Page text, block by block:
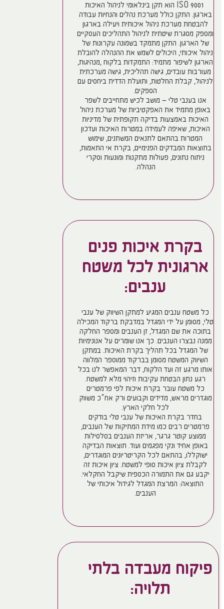
ISO 9001 הוא תקן בינלאומי לניהול האיכות
בארגון. התקן כולל מערכת נהלים והנחיות עבודה
להבטחת מערכת ניהול איכותית ויעילה בארגון
ומספק מסגרת שיטתית לניהול התהליכים העסקיים
של הארגון. התקן מתמקד בשמונה עקרונות של
ניהול איכותי, היכולים לשמש את ההנהלה להובלת
הארגון לשיפור מתמיד: התמקדות בלקוח ,מנהיגות,
מעורבות עובדים, גישה תהליכית, גישה מערכתית
לניהול, קבלת החלטות, ותועלת הדדית ביחסים עם
הספקים.
אנו בענבי טלי – מושב לכיש מתחייבים לשפר
באופן מתמיד את האפקטיביות של מערכת ניהול
האיכות באמצעות בדיקה תקופתית של מדיניות
האיכות, שאיפה לעמידה במטרות האיכות ועדכון
המטרות בהתאם לתנאים המשתנים, שימוש
בתוצאות המבדקים הפנימיים, בקרת אי התאמות,
ניתוח נתונים, פעולות מתקנות ומונעות וסקרי
הנהלה.
בקרת איכות פנים
ארגונית לכל משטח
ענבים:
כל משטח ענבים המגיע למתקן השיווק של ענבי
טלי, מסומן על ידי המגדל במדבקת ברקוד המכילה
בתוכה את שם המגדל, זן הענבים ומספר החלקה
ממנה נבצרו הענבים. כך אנו שומרים על אנונימיות
של המגדל בכל תהליך בקרת האיכות. במתקן
השיווק המשטח מסומן בברקוד ממוספר המלווה
אותו מרגע זה ועד הלקוח, דבר המאפשר לנו בכל
רגע נתון הבטחת עקיבות וזיהוי מלא למשטח.
כל משטח עובר בקרת איכות לפי פרמטרים
מוגדרים מראש, מדידים וקבועים ורק אח”כ משווק
לכל חלקי הארץ.
בחדר בקרת האיכות של ענבי טלי בודקים
פרמטרים רבים כמו מידת המתיקות של הענבים,
ממוצע קוטר גרגר, אריזת הענבים בסלסילות
באופן אחיד ונקי מפגמים ועוד. תוצאות הבדיקה
ישוקללו, בהתאם לכל הקריטריונים המוגדרים,
לקבלת ציון איכות סופי למשטח. ציון איכות זה
יקבע גם את התמורה הכספית שיקבל החקלאי.
התוצאה: המרצת המגדל לגידול איכותי של
הענבים.
פיקוח מעבדה בלתי
תלויה: